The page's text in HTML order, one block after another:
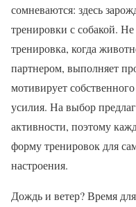
сомневаются: здесь
тренировки с собакой.
тренировка, когда
партнером, выполняет
мотивирует
усилия. На выбор
активности, поэтому
форму тренировок для
настроения.
Дождь и ветер? Время